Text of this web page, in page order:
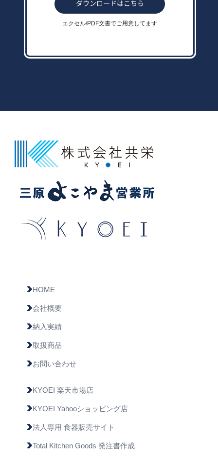
エクセル/PDF文書でご用意してます
HOME
会社概要
納入実績
取扱商品
お問い合わせ
KYOEI 楽天市場店
KYOEI Yahooショッピング店
法人専用 食器販売サイト
Total Kitchen Goods 発注書作成